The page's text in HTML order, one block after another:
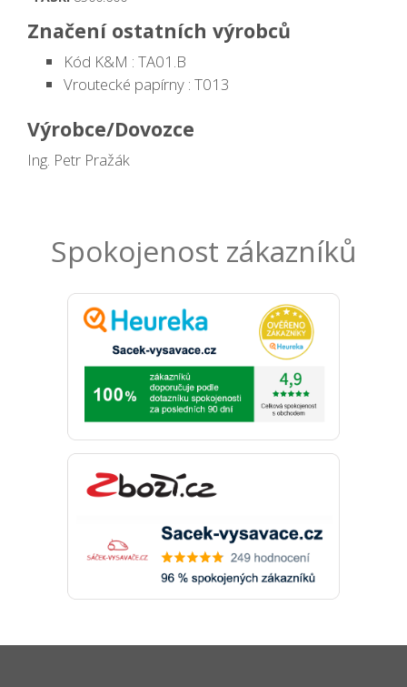
Značení ostatních výrobců
Kód K&M : TA01.B
Vroutecké papírny : T013
Výrobce/Dovozce
Ing. Petr Pražák
Spokojenost zákazníků